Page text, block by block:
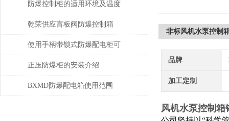
非标风机水泵控制
品牌
加工定制
风机水泵控制箱
家？
防爆控制柜的适用环境及温度
要求
乾荣供应盲板阀防爆控制箱
使用手柄带锁式防爆配电柜可
保障安全，提高效率
正压防爆柜的安装介绍
BXMD防爆配电箱使用范围